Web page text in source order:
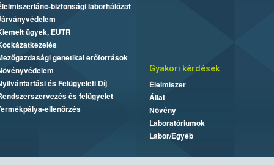
biztonsági laborhálózat
ügyek, EUTR
genetikai erőforrások
és Felügyeleti Díj
és felügyelet
ellenőrzés
Gyakori kérdések
Élelmiszer
Állat
Növény
Laboratóriumok
Labor/Egyéb